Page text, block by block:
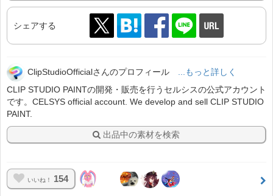
シェアする
ClipStudioOfficialさんのプロフィール
...もっと詳しく
CLIP STUDIO PAINTの開発・販売を行うセルシスの公式アカウント
です。CELSYS official account. We develop and sell CLIP STUDIO
PAINT.
出品中の素材を検索
いいね！ 154